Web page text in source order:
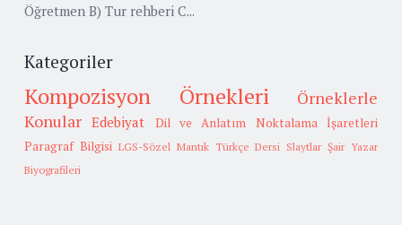
Öğretmen B) Tur rehberi C...
Kategoriler
Kompozisyon Örnekleri
Örneklerle
Konular Edebiyat Dil ve Anlatım
Noktalama İşaretleri
Paragraf Bilgisi LGS-Sözel Mantık Türkçe Dersi Slaytlar Şair Yazar
Biyografileri